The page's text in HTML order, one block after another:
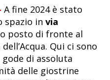
A fine 2024 è stato
spazio in via
posto di fronte al
Qui ci sono
gode di assoluta
delle giostrine